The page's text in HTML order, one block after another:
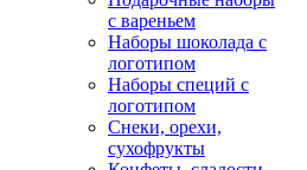
с вареньем
Наборы шоколада с
логотипом
Наборы специй с
логотипом
Снеки, орехи,
сухофрукты